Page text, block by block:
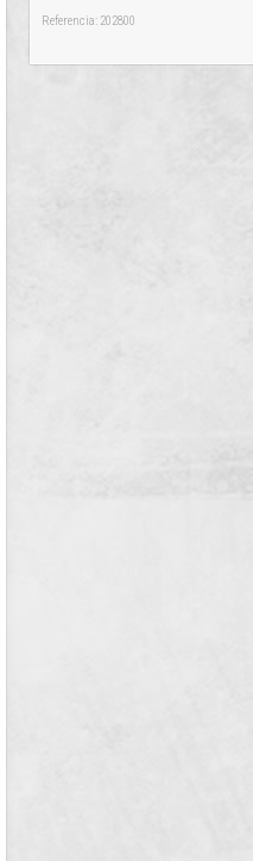
Referencia: 202800